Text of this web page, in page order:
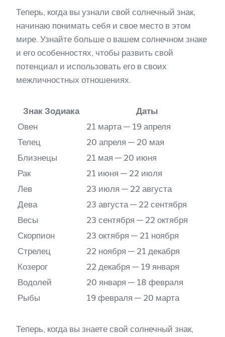
Теперь, когда вы узнали свой солнечный знак,
начинаю понимать себя и свое место в этом
мире. Узнайте больше о вашем солнечном знаке
и его особенностях, чтобы развить свой
потенциал и использовать его в своих
межличностных отношениях.
Знак Зодиака
Даты
Овен
21 марта — 19 апреля
Телец
20 апреля — 20 мая
Близнецы
21 мая — 20 июня
Рак
21 июня — 22 июля
Лев
23 июля — 22 августа
Дева
23 августа — 22 сентября
Весы
23 сентября — 22 октября
Скорпион
23 октября — 21 ноября
Стрелец
22 ноября — 21 декабря
Козерог
22 декабря — 19 января
Водолей
20 января — 18 февраля
Рыбы
19 февраля — 20 марта
Теперь, когда вы знаете свой солнечный знак,